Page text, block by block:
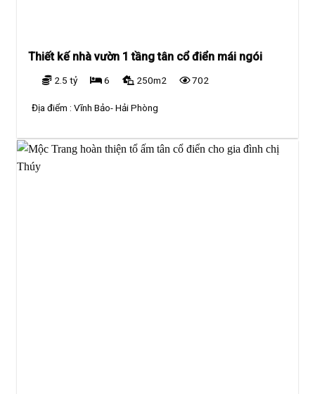
Thiết kế nhà vườn 1 tầng tân cổ điển mái ngói
2.5 tỷ 6 250m2 702
Địa điểm :Vĩnh Bảo- Hải Phòng